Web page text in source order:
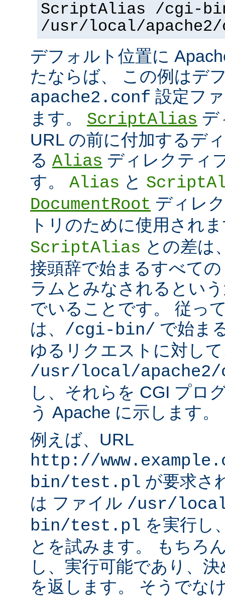
ScriptAlias /cgi-
/usr/local/
デフォルト位置に
たならば、 この例はデ
apache2.conf 設定フ
ます。 ScriptAlias デ
URL の前に付加するデ
る Alias ディレクティ
す。 Alias と
DocumentRoot ディレ
トリのために使用され
ScriptAlias との差は
接頭辞で始まるすべて
ラムとみなされるとい
でいることです。 従っ
は、 /cgi-bin/ で始ま
ゆるリクエストに対し
/usr/local/
し、それらを CGI プロ
う Apache に示します。
例えば、URL
http://
bin/test.pl が要求さ
は ファイル /usr/
bin/test.pl を実行し
とを試みます。 もちろ
し、実行可能であり、
を返します。 そうでな